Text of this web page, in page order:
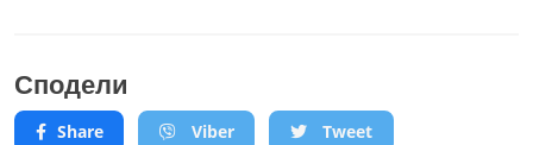
Сподели
Share Viber
Tweet